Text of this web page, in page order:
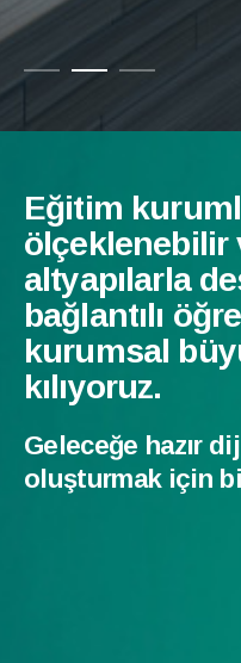
Eğitim
ölçeklenebilir
altyapılarla
bağlantılı
kurumsal
kılıyoruz.
Geleceğe hazır
oluşturmak için